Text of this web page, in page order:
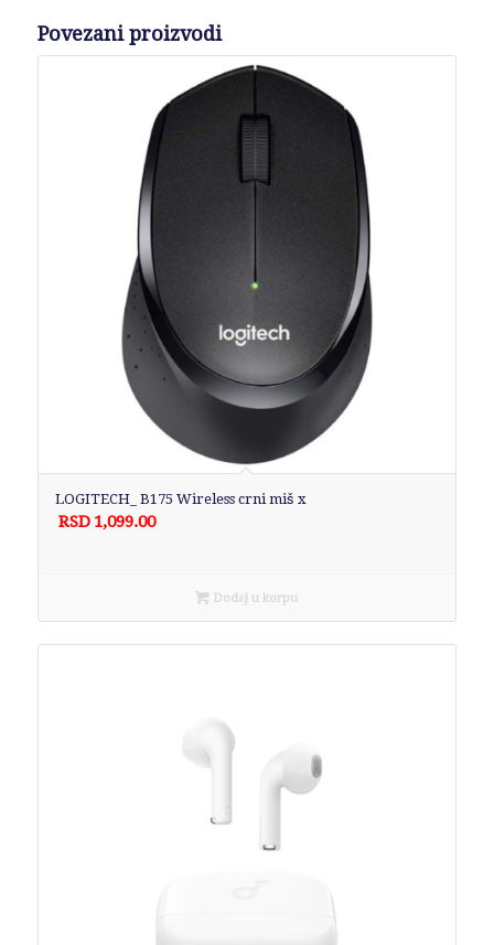
Povezani proizvodi
LOGITECH_ B175 Wireless crni miš x
RSD 1,099.00
Dodaj u korpu